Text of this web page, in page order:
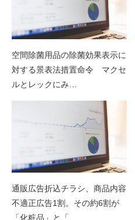
空間除菌用品の除菌効果表示に
対する景表法措置命令 マクセ
ルとレックにみ…
通販広告折込チラシ、商品内容
不適正広告1割。その約6割が
「化粧品」と「…